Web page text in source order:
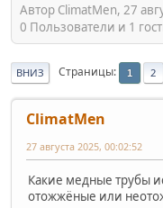
Автор ClimatMen, 27
0 Пользователи и 1
ВНИЗ Страницы 1 2
ClimatMen
27 августа 2025, 00:02:52
Какие медные трубы
отожжёные или